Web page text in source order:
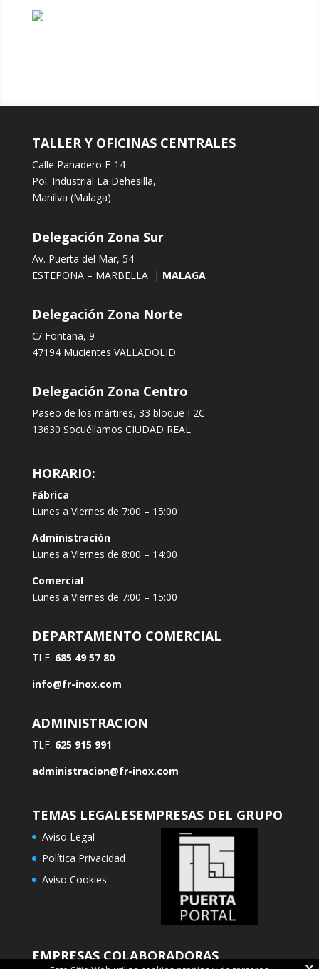
TALLER Y OFICINAS CENTRALES
Calle Panadero F-14
Pol. Industrial La Dehesilla,
Manilva (Malaga)
Delegación Zona Sur
Av. Puerta del Mar, 54
ESTEPONA – MARBELLA | MALAGA
Delegación Zona Norte
C/ Fontana, 9
47194 Mucientes VALLADOLID
Delegación Zona Centro
Paseo de los mártires, 33 bloque I 2C
13630 Socuéllamos CIUDAD REAL
HORARIO:
Fábrica
Lunes a Viernes de 7:00 – 15:00
Administración
Lunes a Viernes de 8:00 – 14:00
Comercial
Lunes a Viernes de 7:00 – 15:00
DEPARTAMENTO COMERCIAL
TLF: 685 49 57 80
info@fr-inox.com
ADMINISTRACION
TLF: 625 915 991
administracion@fr-inox.com
TEMAS LEGALES
Aviso Legal
Política Privacidad
Aviso Cookies
EMPRESAS DEL GRUPO
EMPRESAS COLABORADORAS